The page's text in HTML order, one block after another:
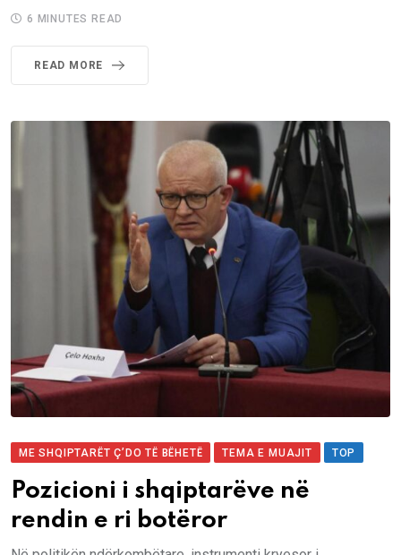
6 MINUTES READ
READ MORE
ME SHQIPTARËT Ç’DO TË BËHETË TEMA E MUAJIT TOP
Pozicioni i shqiptarëve në
rendin e ri botëror